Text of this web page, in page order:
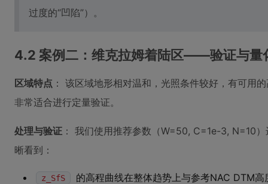
过度的“凹陷”）。
4.2 案例二：维克拉姆着陆区——验证与量
区域特点 ： 该区域地形相对温和，光照条件较好，有可用
非常适合进行定量验证。
处理与验证 ： 我们使用推荐参数（W=50, C=1e-3, N=10
晰看到：
z_SfS
的高程曲线在整体趋势上与参考NAC DTM